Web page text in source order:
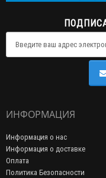
ИНФОРМАЦИЯ
Информация о нас
Информация о доставке
Оплата
Политика Безопасности